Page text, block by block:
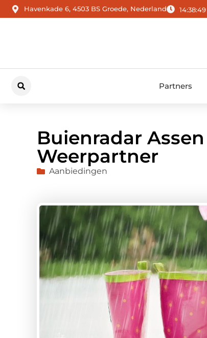
Havenkade 6, 4503 BS Groede, Nederland 14:38:50
Partners
Buienradar
Weerpartner
Aanbiedingen